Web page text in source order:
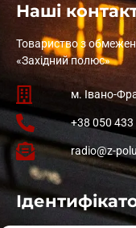
Наші
Товариство з
«Західний полюс»
м. Івано-
+38 050 433
radio@z-